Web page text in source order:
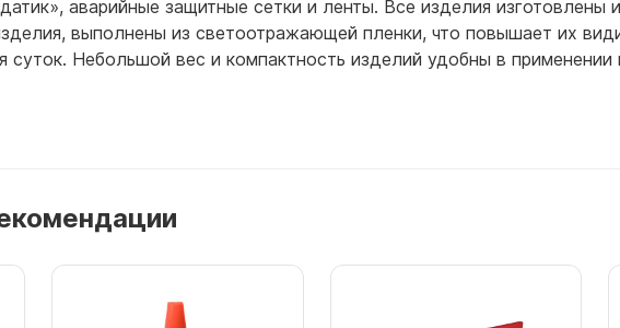
аварийные защитные сетки и ленты. Все изделия изготовлены
выполнены из светоотражающей пленки, что повышает их
суток. Небольшой вес и компактность изделий удобны в